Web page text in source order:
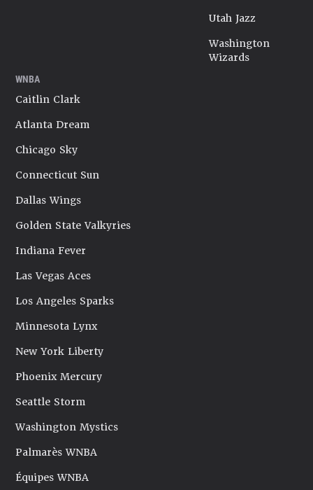
Utah Jazz
Washington
Wizards
WNBA
Caitlin Clark
Atlanta Dream
Chicago Sky
Connecticut Sun
Dallas Wings
Golden State Valkyries
Indiana Fever
Las Vegas Aces
Los Angeles Sparks
Minnesota Lynx
New York Liberty
Phoenix Mercury
Seattle Storm
Washington Mystics
Palmarès WNBA
Équipes WNBA